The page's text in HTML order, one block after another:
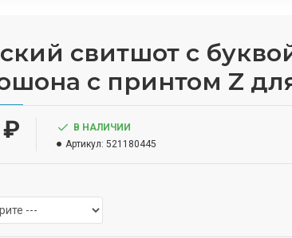
свитшот с
с принтом Z
₽
В НАЛИЧИИ
Артикул: 521180445